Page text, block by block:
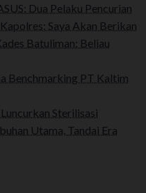
Dua Pelaku Pencurian
Saya Akan Berikan
Batuliman: Beliau
Benchmarking PT Kaltim
Sterilisasi
Utama, Tandai Era